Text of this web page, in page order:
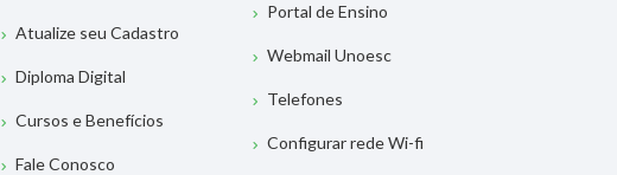
Atualize seu Cadastro
Diploma Digital
Cursos e Benefícios
Fale Conosco
Portal de Ensino
Webmail Unoesc
Telefones
Configurar rede Wi-fi